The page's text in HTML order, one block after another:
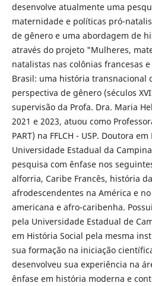
desenvolve atualmente uma
maternidade e políticas pró-
de gênero e uma abordagem de
através do projeto "Mulheres,
natalistas nas colônias francesas
Brasil: uma história transnacional
perspectiva de gênero (séculos
supervisão da Profa. Dra. Maria
2021 e 2023, atuou como
PART) na FFLCH - USP. Doutora
Universidade Estadual da
pesquisa com ênfase nos
alforria, Caribe Francês, história
afrodescendentes na América e
americana e afro-caribenha.
pela Universidade Estadual de
em História Social pela mesma
sua formação na iniciação
desenvolveu sua experiência na
ênfase em história moderna e